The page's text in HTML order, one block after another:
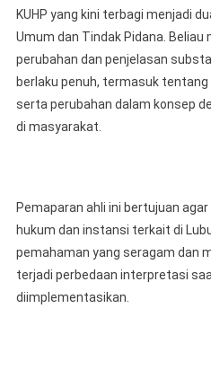
KUHP yang kini terbagi menjadi
Umum dan Tindak Pidana.
perubahan dan penjelasan
berlaku penuh, termasuk
serta perubahan dalam konsep
di masyarakat.
Pemaparan ahli ini bertujuan
hukum dan instansi terkait di
pemahaman yang seragam dan
terjadi perbedaan interpretasi
diimplementasikan.